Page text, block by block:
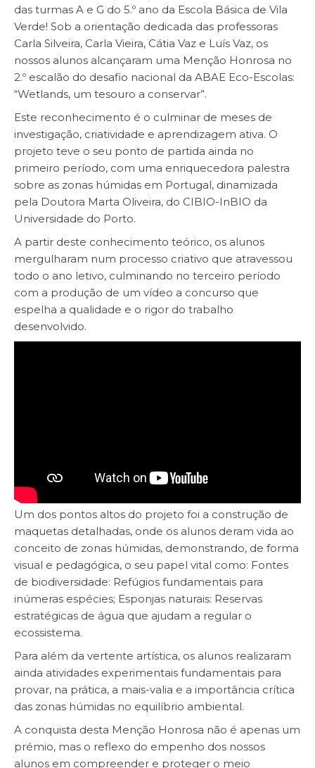
das turmas A e G do 5.º ano da Escola Básica de Vila
Verde! Sob a orientação dedicada das professoras
Carla Silveira, Carla Vieira, Cátia Vaz e Luís Vaz, os
nossos alunos alcançaram uma Menção Honrosa no
2.º escalão do desafio nacional da ABAE Eco-Escolas:
“Wetlands, um tesouro a conservar”.
​Este reconhecimento é o culminar de meses de
investigação, criatividade e aprendizagem ativa. O
projeto teve o seu ponto de partida ainda no
primeiro período, com uma enriquecedora palestra
sobre as zonas húmidas em Portugal, dinamizada
pela Doutora Marta Oliveira, do CIBIO-InBIO da
Universidade do Porto.
​A partir deste conhecimento teórico, os alunos
mergulharam num processo criativo que atravessou
todo o ano letivo, culminando no terceiro período
com a produção de um vídeo a concurso que
espelha a qualidade e o rigor do trabalho
desenvolvido.
​Um dos pontos altos do projeto foi a construção de
maquetas detalhadas, onde os alunos deram vida ao
conceito de zonas húmidas, demonstrando, de forma
visual e pedagógica, o seu papel vital como: Fontes
de biodiversidade: Refúgios fundamentais para
inúmeras espécies; Esponjas naturais: Reservas
estratégicas de água que ajudam a regular o
ecossistema.
​Para além da vertente artística, os alunos realizaram
ainda atividades experimentais fundamentais para
provar, na prática, a mais-valia e a importância crítica
das zonas húmidas no equilíbrio ambiental.
​A conquista desta Menção Honrosa não é apenas um
prémio, mas o reflexo do empenho dos nossos
alunos em compreender e proteger o meio